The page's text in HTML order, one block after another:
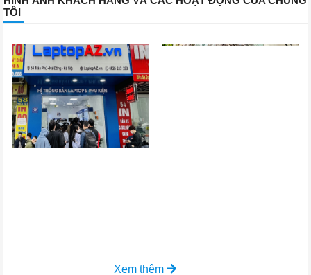
TÔI